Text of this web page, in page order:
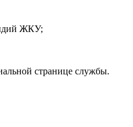
ЖКУ;
странице службы.